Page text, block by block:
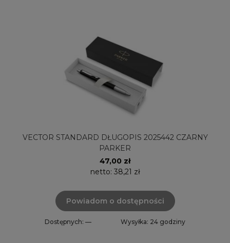
VECTOR STANDARD DŁUGOPIS 2025442 CZARNY
PARKER
47,00 zł
netto: 38,21 zł
Powiadom o dostępności
Dostępnych: — Wysyłka: 24 godziny